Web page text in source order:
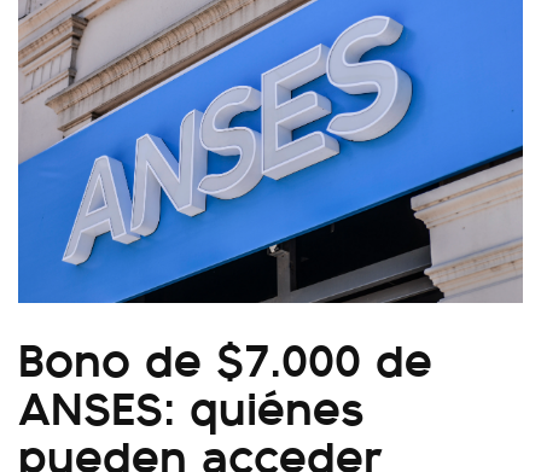
Bono de $7.000 de
ANSES: quiénes
pueden acceder